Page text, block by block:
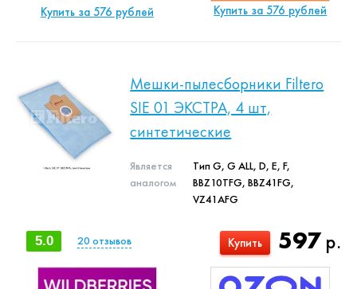
Купить за 576 рублей Купить за 576 рублей
Мешки-пылесборники Filtero
SIE 01 ЭКСТРА, 4 шт,
синтетические
Является
аналогом
Тип G, G ALL, D, E, F,
BBZ10TFG, BBZ41FG,
VZ41AFG
597р.
Купить
5.0 20 отзывов